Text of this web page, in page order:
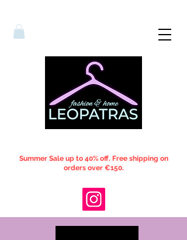
Summer Sale up to 40% off. Free shipping on
orders over €150.